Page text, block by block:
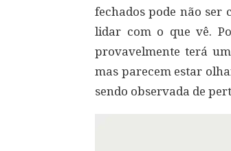
fechados pode não ser
lidar com o que vê.
provavelmente terá
mas parecem estar
sendo observada de